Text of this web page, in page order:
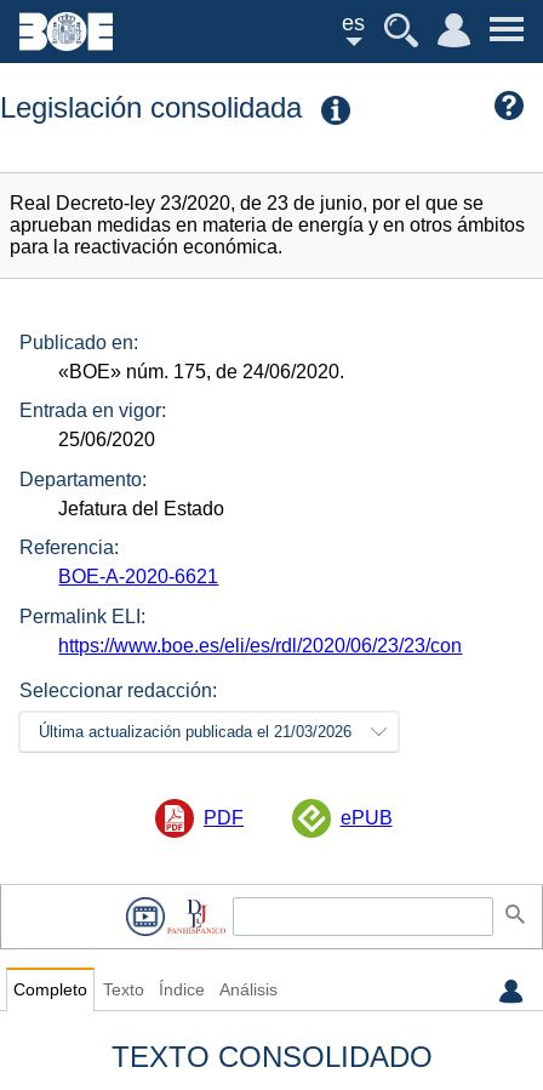
es
Legislación consolidada
Real Decreto-ley 23/2020, de 23 de junio, por el que se
aprueban medidas en materia de energía y en otros ámbitos
para la reactivación económica.
Publicado en:
«BOE» núm. 175, de 24/06/2020.
Entrada en vigor:
25/06/2020
Departamento:
Jefatura del Estado
Referencia:
BOE-A-2020-6621
Permalink ELI:
https://www.boe.es/eli/es/rdl/2020/06/23/23/con
Seleccionar redacción:
Última actualización publicada el 21/03/2026
PDF ePUB
Completo Texto Índice Análisis
TEXTO CONSOLIDADO